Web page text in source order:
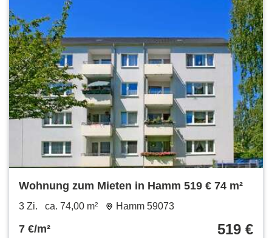
Wohnung zum Mieten in Hamm 519 € 74 m²
3 Zi. ca. 74,00 m² Hamm 59073
7 €/m² 519 €